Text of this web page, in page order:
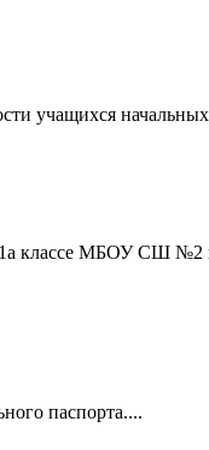
учащихся
1а классе МБОУ СШ
паспорта....